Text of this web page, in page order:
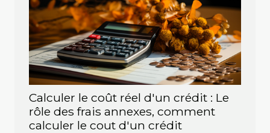
Calculer le coût réel d'un crédit : Le
rôle des frais annexes, comment
calculer le cout d'un crédit